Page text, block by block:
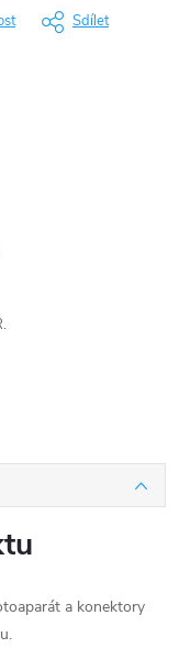
Sdílet
a konektory